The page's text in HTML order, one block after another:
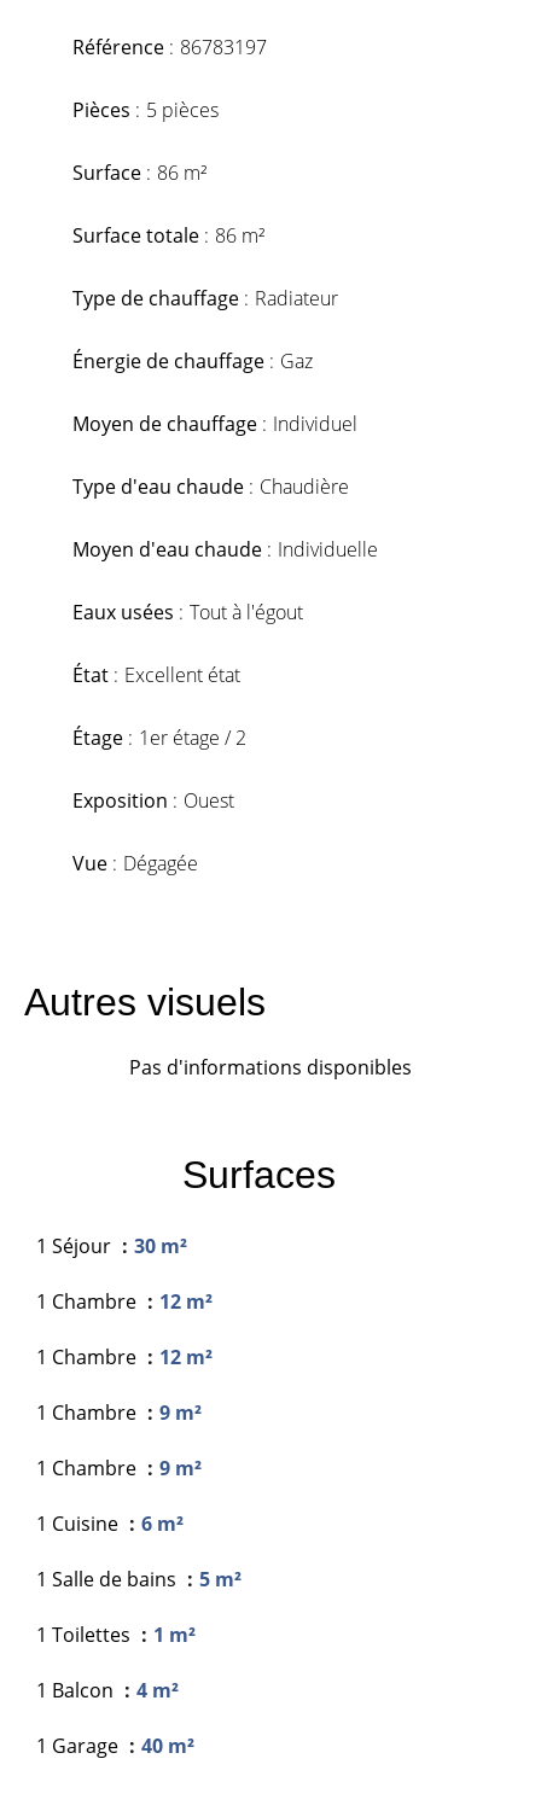
Référence 86783197
Pièces 5 pièces
Surface 86 m²
Surface totale 86 m²
Type de chauffage Radiateur
Énergie de chauffage Gaz
Moyen de chauffage Individuel
Type d'eau chaude Chaudière
Moyen d'eau chaude Individuelle
Eaux usées Tout à l'égout
État Excellent état
Étage 1er étage / 2
Exposition Ouest
Vue Dégagée
Autres visuels
Pas d'informations disponibles
Surfaces
1 Séjour 30 m²
1 Chambre 12 m²
1 Chambre 12 m²
1 Chambre 9 m²
1 Chambre 9 m²
1 Cuisine 6 m²
1 Salle de bains 5 m²
1 Toilettes 1 m²
1 Balcon 4 m²
1 Garage 40 m²